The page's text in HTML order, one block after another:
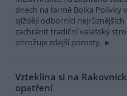
dnech na farmě Bolka Polívky
sjíždějí odborníci
zachránit tradiční valašský
ohrožuje zdejší porosty.
Vzteklina si na
opatření